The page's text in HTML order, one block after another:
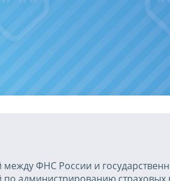
между ФНС России и